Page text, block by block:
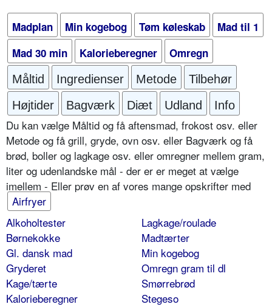
Madplan Min kogebog Tøm køleskab
Mad til 1
Mad 30 min
Kalorieberegner Omregn
Måltid Ingredienser Metode
Tilbehør
Højtider
Bagværk Diæt Udland Info
Du kan vælge Måltid og få aftensmad, frokost osv. eller
Metode og få grill, gryde, ovn osv. eller Bagværk og få
brød, boller og lagkage osv. eller omregner mellem gram,
liter og udenlandske mål - der er er meget at vælge
imellem - Eller prøv en af vores mange opskrifter med
Airfryer
Alkoholtester
Børnekokke
Gl. dansk mad
Gryderet
Kage/tærte
Kalorieberegner
Lagkage/roulade
Madtærter
Min kogebog
Omregn gram til dl
Smørrebrød
Stegeso